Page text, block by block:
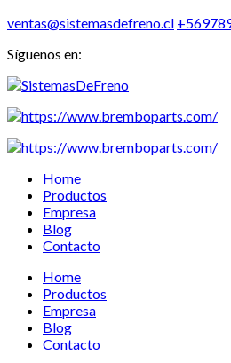
ventas@sistemasdefreno.cl
Síguenos en:
Home
Productos
Empresa
Blog
Contacto
Home
Productos
Empresa
Blog
Contacto